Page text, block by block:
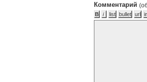
Комментарий